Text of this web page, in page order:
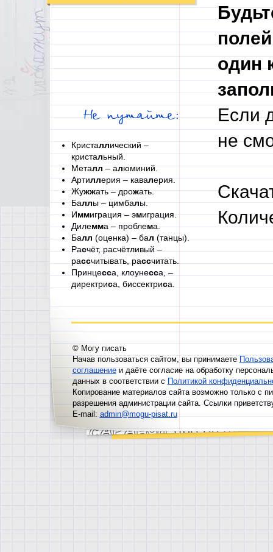
Не путайте:
Кристаллический –
кристальный.
Металл– алюминий.
Артиллерия – кавалерия.
Жужжать – дрожать.
Баллы – цимбалы.
Иммиграция – эмиграция.
Дилемма – проблема.
Балл(оценка) – бал(танцы).
Расчёт, расчётливый –
рассчитывать, рассчитать.
Принцесса, клоунесса, –
директриса, биссектриса.
один
Если
не
© Могу писать
Начав пользоваться сайтом, вы принимаете
соглашениеи даёте согласие на обработку
данных в соответствии сПолитикой
Копирование материалов сайта возможно только с
разрешения администрации сайта. Ссылки
E-mail:admin@mogu-pisat.ru